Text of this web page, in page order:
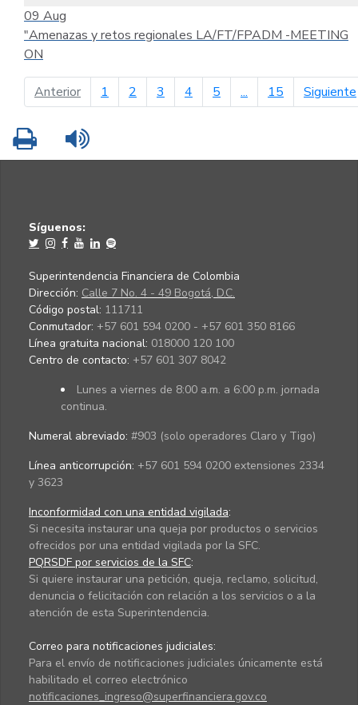
09 Aug
"Amenazas y retos regionales LA/FT/FPADM -MEETING
ON
Anteriorpágina anterior
1 2 3 4 5 ... 15 Siguiente
Imprimir
Síguenos:
Superintendencia Financiera de Colombia
Dirección: Calle 7 No. 4 - 49 Bogotá, D.C.
Código postal: 111711
Conmutador: +57 601 594 0200 - +57 601 350 8166
Línea gratuita nacional: 018000 120 100
Centro de contacto: +57 601 307 8042
Lunes a viernes de 8:00 a.m. a 6:00 p.m. jornada
continua.
Numeral abreviado: #903 (solo operadores Claro y Tigo)
Línea anticorrupción: +57 601 594 0200 extensiones 2334
y 3623
Inconformidad con una entidad vigilada:
Si necesita instaurar una queja por productos o servicios
ofrecidos por una entidad vigilada por la SFC.
PQRSDF por servicios de la SFC:
Si quiere instaurar una petición, queja, reclamo, solicitud,
denuncia o felicitación con relación a los servicios o a la
atención de esta Superintendencia.
Correo para notificaciones judiciales:
Para el envío de notificaciones judiciales únicamente está
habilitado el correo electrónico
notificaciones_ingreso@superfinanciera.gov.co